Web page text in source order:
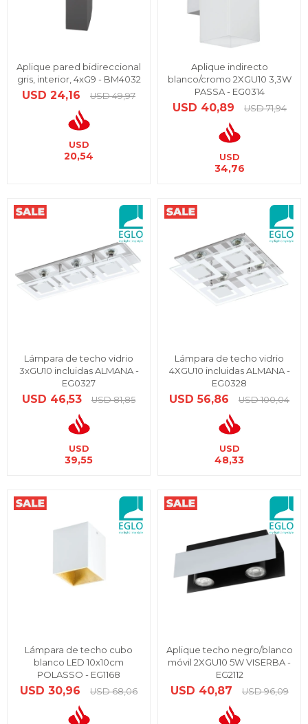
Aplique pared bidireccional
gris, interior, 4xG9 - BM4032
USD 24,16 USD 49,97
USD
20,54
Aplique indirecto
blanco/cromo 2XGU10 3,3W
PASSA - EG0314
USD 40,89 USD 71,94
USD
34,76
Lámpara de techo vidrio
3xGU10 incluidas ALMANA -
EG0327
USD 46,53 USD 81,85
USD
39,55
Lámpara de techo vidrio
4XGU10 incluidas ALMANA -
EG0328
USD 56,86 USD 100,04
USD
48,33
Lámpara de techo cubo
blanco LED 10x10cm
POLASSO - EG1168
USD 30,96 USD 68,06
Aplique techo negro/blanco
móvil 2XGU10 5W VISERBA -
EG2112
USD 40,87 USD 96,09